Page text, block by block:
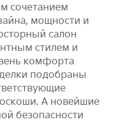
сочетанием
мощности и
салон
стилем и
комфорта
подобраны
А новейшие
безопасности